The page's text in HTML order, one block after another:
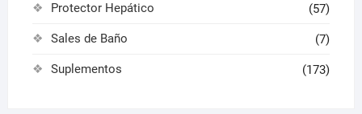
Protector Hepático (57)
Sales de Baño (7)
Suplementos (173)